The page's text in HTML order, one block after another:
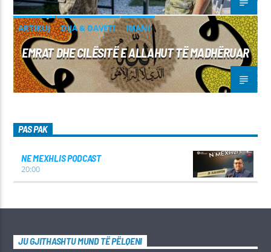
ARTIKUJ DIJA & DAVETI IMANI
EMRAT DHE CILËSITË E ALLAHUT TË MADHËRUAR
PAS PAK
NE MEXHLIS PODCAST
20:00
JU GJITHASHTU MUND TË PËLQENI